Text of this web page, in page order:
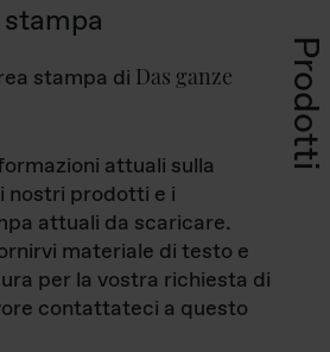
Prodotti
stampa di Das ganze
attuali sulla
nostri prodotti e i
attuali da scaricare.
materiale di testo e
per la vostra richiesta di
contattateci a questo